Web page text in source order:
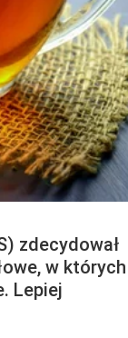
zdecydował
w których
Lepiej